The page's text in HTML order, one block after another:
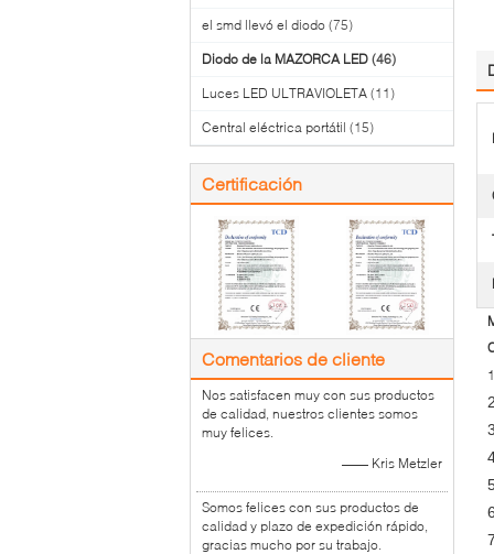
el smd llevó el diodo (75)
Diodo de la MAZORCA LED (46)
Luces LED ULTRAVIOLETA (11)
Central eléctrica portátil (15)
Certificación
Comentarios de cliente
Nos satisfacen muy con sus productos
de calidad, nuestros clientes somos
muy felices.
—— Kris Metzler
Somos felices con sus productos de
calidad y plazo de expedición rápido,
gracias mucho por su trabajo.